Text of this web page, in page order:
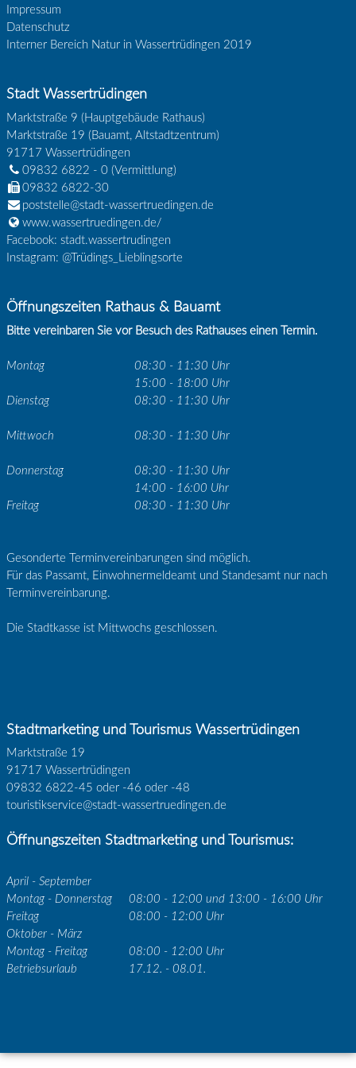
Impressum
Datenschutz
Interner Bereich Natur in Wassertrüdingen 2019
Stadt Wassertrüdingen
Marktstraße 9 (Hauptgebäude Rathaus)
Marktstraße 19 (Bauamt, Altstadtzentrum)
91717 Wassertrüdingen
09832 6822 - 0(Vermittlung)
09832 6822-30
poststelle@stadt-wassertruedingen.de
www.wassertruedingen.de/
Facebook: stadt.wassertrudingen
Instagram: @Trüdings_Lieblingsorte
Öffnungszeiten Rathaus & Bauamt
Bitte vereinbaren Sie vor Besuch des Rathauses einen Termin.
Montag
08:30 - 11:30 Uhr
15:00 - 18:00 Uhr
Dienstag
08:30 - 11:30 Uhr
Mittwoch 08:30 - 11:30 Uhr
Donnerstag
08:30 - 11:30 Uhr
14:00 - 16:00 Uhr
Freitag
08:30 - 11:30 Uhr
Gesonderte Terminvereinbarungen sind möglich.
Für das Passamt, Einwohnermeldeamt und Standesamt nur nach
Terminvereinbarung.
Die Stadtkasse ist Mittwochs geschlossen.
Stadtmarketing und Tourismus Wassertrüdingen
Marktstraße 19
91717 Wassertrüdingen
09832 6822-45 oder -46 oder -48
touristikservice@stadt-wassertruedingen.de
Öffnungszeiten Stadtmarketing und Tourismus:
April - September
Montag - Donnerstag
08:00 - 12:00 und 13:00 - 16:00 Uhr
Freitag
08:00 - 12:00 Uhr
Oktober - März
Montag - Freitag
08:00 - 12:00 Uhr
Betriebsurlaub
17.12. - 08.01.